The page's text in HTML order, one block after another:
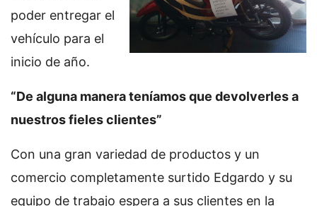
poder entregar el
vehículo para el
inicio de año.
“De alguna manera teníamos que devolverles a
nuestros fieles clientes”
Con una gran variedad de productos y un
comercio completamente surtido Edgardo y su
equipo de trabajo espera a sus clientes en la